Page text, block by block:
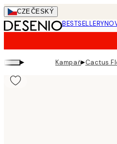
Skip
to
main
CZEČESKÝ
BESTSELLERY
▸ Kampaň▸Cactus